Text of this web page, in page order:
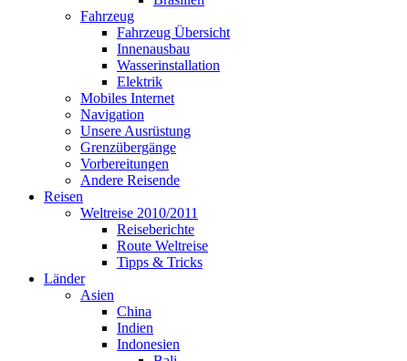
Fahrzeug
Fahrzeug Übersicht
Innenausbau
Wasserinstallation
Elektrik
Mobiles Internet
Navigation
Unsere Ausrüstung
Grenzübergänge
Vorbereitungen
Andere Reisende
Reisen
Weltreise 2010/2011
Reiseberichte
Route Weltreise
Tipps & Tricks
Länder
Asien
China
Indien
Indonesien